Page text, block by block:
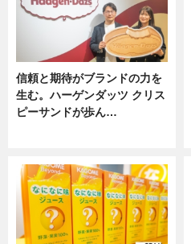
信頼と期待がブランドの力を
生む。ハーゲンダッツ クリス
ピーサンドが歩ん…